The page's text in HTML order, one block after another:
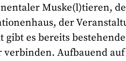
Muske(l)tieren,
der
gibt es bereits
Aufbauend